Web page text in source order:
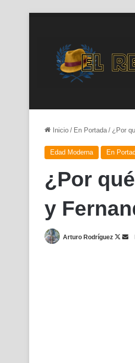
Inicio / En Portada / ¿Por
Edad Moderna En
¿Por
y
Arturo Rodríguez